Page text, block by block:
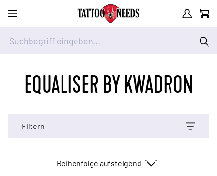
EQUALISER BY KWADRON
Filtern
Sortieren nach